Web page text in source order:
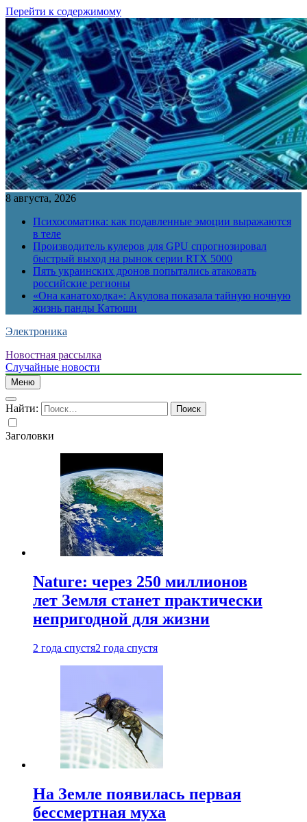
Перейти к содержимому
8 августа, 2026
Психосоматика: как подавленные эмоции выражаются
в теле
Производитель кулеров для GPU спрогнозировал
быстрый выход на рынок серии RTX 5000
Пять украинских дронов попытались атаковать
российские регионы
«Она канатоходка»: Акулова показала тайную ночную
жизнь панды Катюши
Электроника
Новостная рассылка
Случайные новости
Меню
Найти:
Заголовки
Nature: через 250 миллионов
лет Земля станет практически
непригодной для жизни
2 года спустя2 года спустя
На Земле появилась первая
бессмертная муха